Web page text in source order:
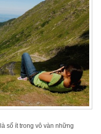
số ít trong vô vàn những